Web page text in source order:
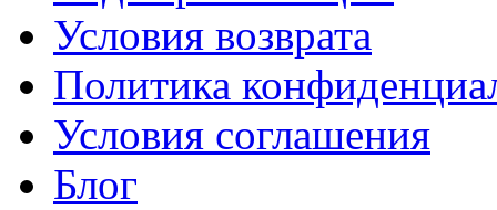
Условия возврата
Политика
Условия соглашения
Блог